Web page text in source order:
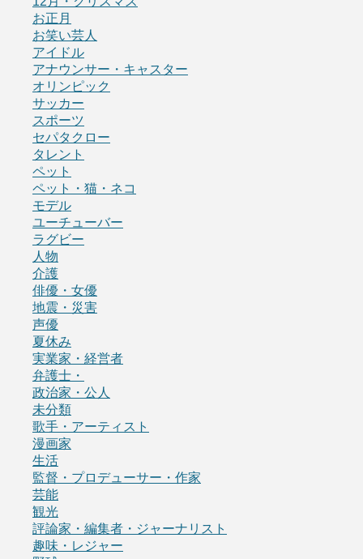
お正月
お笑い芸人
アイドル
アナウンサー・キャスター
オリンピック
サッカー
スポーツ
セパタクロー
タレント
ペット
ペット・猫・ネコ
モデル
ユーチューバー
ラグビー
人物
介護
俳優・女優
地震・災害
声優
夏休み
実業家・経営者
弁護士・
政治家・公人
未分類
歌手・アーティスト
漫画家
生活
監督・プロデューサー・作家
芸能
観光
評論家・編集者・ジャーナリスト
趣味・レジャー